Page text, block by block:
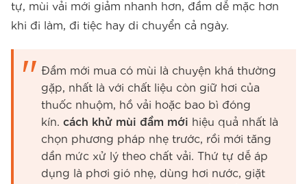
tự, mùi vải mới giảm nhanh hơn, đầm dễ mặc hơn
khi đi làm, đi tiệc hay di chuyển cả ngày.
Đầm mới mua có mùi là chuyện khá thường
gặp, nhất là với chất liệu còn giữ hơi của
thuốc nhuộm, hồ vải hoặc bao bì đóng
kín. cách khử mùi đầm mới hiệu quả nhất là
chọn phương pháp nhẹ trước, rồi mới tăng
dần mức xử lý theo chất vải. Thứ tự dễ áp
dụng là phơi gió nhẹ, dùng hơi nước, giặt